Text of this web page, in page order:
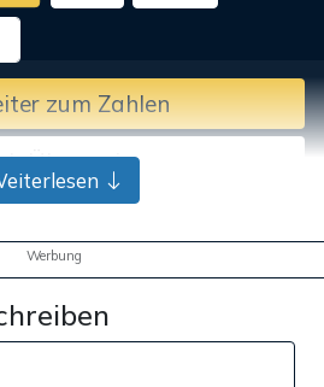
zum Zahlen
Überweisung
Werbung